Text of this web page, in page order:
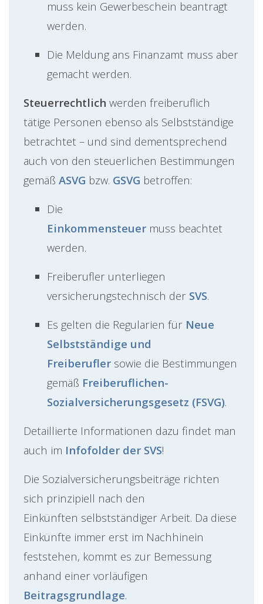
muss kein Gewerbeschein beantragt
werden.
Die Meldung ans Finanzamt muss aber
gemacht werden.
Steuerrechtlich werden freiberuflich
tätige Personen ebenso als Selbstständige
betrachtet – und sind dementsprechend
auch von den steuerlichen Bestimmungen
gemäß ASVG bzw. GSVG betroffen:
Die
Einkommensteuer muss beachtet
werden.
Freiberufler unterliegen
versicherungstechnisch der SVS.
Es gelten die Regularien für Neue
Selbstständige und
Freiberufler sowie die Bestimmungen
gemäß Freiberuflichen-
Sozialversicherungsgesetz (FSVG).
Detaillierte Informationen dazu findet man
auch im Infofolder der SVS!
Die Sozialversicherungsbeiträge richten
sich prinzipiell nach den
Einkünften selbstständiger Arbeit. Da diese
Einkünfte immer erst im Nachhinein
feststehen, kommt es zur Bemessung
anhand einer vorläufigen
Beitragsgrundlage.